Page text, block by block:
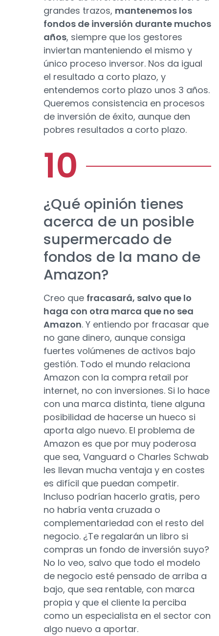
grandes trazos, mantenemos los
fondos de inversión durante muchos
años, siempre que los gestores
inviertan manteniendo el mismo y
único proceso inversor. Nos da igual
el resultado a corto plazo, y
entendemos corto plazo unos 3 años.
Queremos consistencia en procesos
de inversión de éxito, aunque den
pobres resultados a corto plazo.
¿Qué opinión tienes
acerca de un posible
supermercado de
fondos de la mano de
Amazon?
Creo que fracasará, salvo que lo
haga con otra marca que no sea
Amazon. Y entiendo por fracasar que
no gane dinero, aunque consiga
fuertes volúmenes de activos bajo
gestión. Todo el mundo relaciona
Amazon con la compra retail por
internet, no con inversiones. Si lo hace
con una marca distinta, tiene alguna
posibilidad de hacerse un hueco si
aporta algo nuevo. El problema de
Amazon es que por muy poderosa
que sea, Vanguard o Charles Schwab
les llevan mucha ventaja y en costes
es difícil que puedan competir.
Incluso podrían hacerlo gratis, pero
no habría venta cruzada o
complementariedad con el resto del
negocio. ¿Te regalarán un libro si
compras un fondo de inversión suyo?
No lo veo, salvo que todo el modelo
de negocio esté pensado de arriba a
bajo, que sea rentable, con marca
propia y que el cliente la perciba
como un especialista en el sector con
algo nuevo a aportar.